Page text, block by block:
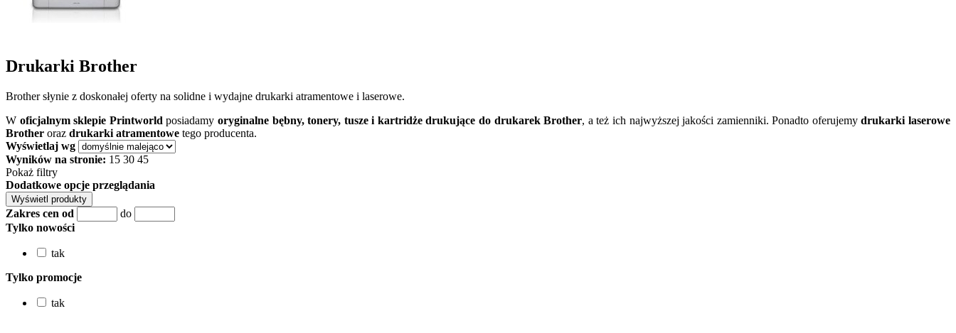
Drukarki Brother
Brother słynie z doskonałej oferty na solidne i wydajne drukarki atramentowe i laserowe.
W oficjalnym sklepie Printworld posiadamy oryginalne bębny, tonery, tusze i kartridże drukujące do drukarek Brother, a też ich najwyższej jakości zamienniki. Ponadto oferujemydrukarki laserowe
Brother oraz drukarki atramentowe tego producenta.
Wyświetlaj wg
Wyników na stronie: 15 30 45
Pokaż filtry
Dodatkowe opcje przeglądania
Zakres cen od
do
Tylko nowości
tak
Tylko promocje
tak